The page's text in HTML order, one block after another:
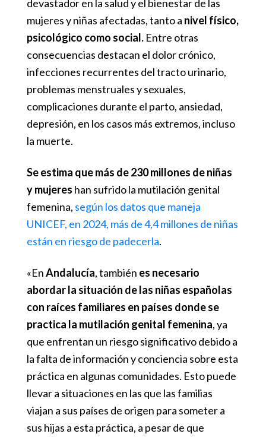
devastador en la salud y el bienestar de las
mujeres y niñas afectadas, tanto a nivel físico,
psicológico como social. Entre otras
consecuencias destacan el dolor crónico,
infecciones recurrentes del tracto urinario,
problemas menstruales y sexuales,
complicaciones durante el parto, ansiedad,
depresión, en los casos más extremos, incluso
la muerte.
Se estima que más de 230 millones de niñas
y mujeres han sufrido la mutilación genital
femenina, según los datos que maneja
UNICEF, en 2024, más de 4,4 millones de niñas
están en riesgo de padecerla.
«EnAndalucía, también es necesario
abordar la situación de las niñas españolas
con raíces familiares en países donde se
practica la mutilación genital femenina, ya
que enfrentan un riesgo significativo debido a
la falta de información y conciencia sobre esta
práctica en algunas comunidades. Esto puede
llevar a situaciones en las que las familias
viajan a sus países de origen para someter a
sus hijas a esta práctica, a pesar de que